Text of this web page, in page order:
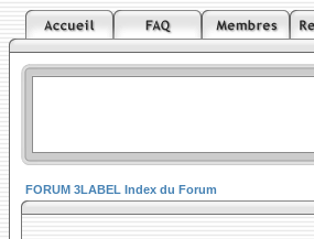
FORUM 3LABEL Index du Forum